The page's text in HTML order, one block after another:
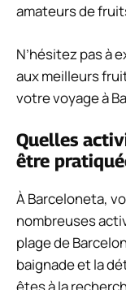
amateurs de
N’hésitez pas à
aux meilleurs
votre voyage à
Quelles
être
À Barceloneta,
nombreuses
plage de
baignade et la